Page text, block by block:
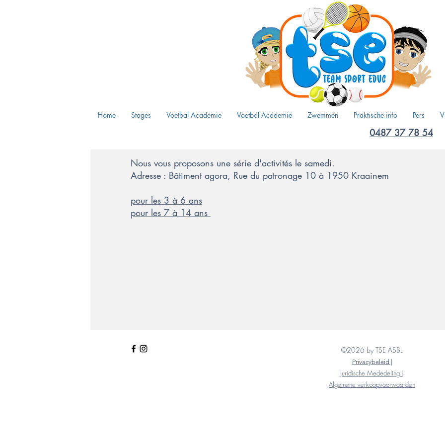
Home Stages Voetbal Academie Voetbal Academie Zwemmen Praktische info Pers
0487 37 78 54
Nous vous proposons une série d'activités le samedi.
Adresse : Bâtiment agora, Rue du patronage 10 à 1950 Kraainem
pour les 3 à 6 ans
pour les 7 à 14 ans
©2026 by TSE ASBL
Privacybeleid |
Juridische Mededeling |
Algemene verkoopvoorwaarden